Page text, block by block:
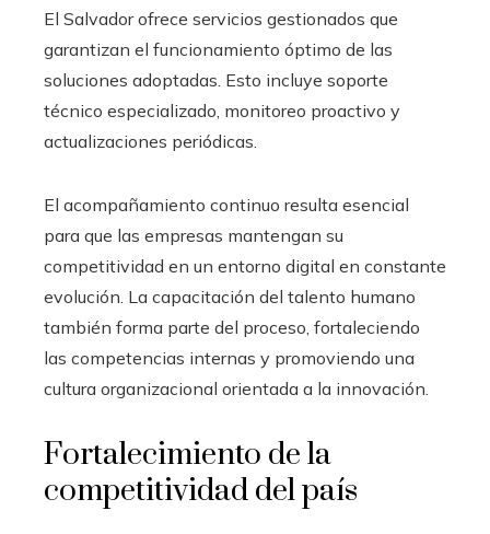
El Salvador ofrece servicios gestionados que
garantizan el funcionamiento óptimo de las
soluciones adoptadas. Esto incluye soporte
técnico especializado, monitoreo proactivo y
actualizaciones periódicas.
El acompañamiento continuo resulta esencial
para que las empresas mantengan su
competitividad en un entorno digital en constante
evolución. La capacitación del talento humano
también forma parte del proceso, fortaleciendo
las competencias internas y promoviendo una
cultura organizacional orientada a la innovación.
Fortalecimiento de la
competitividad del país